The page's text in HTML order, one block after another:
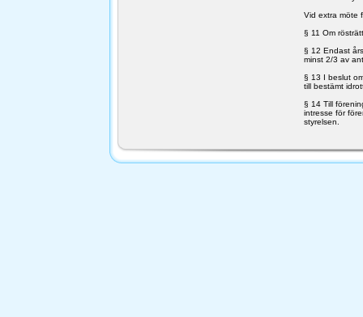
Vid extra möte
§ 11 Om
§ 12 Endast
minst 2/3 av
§ 13 I beslut
till bestämt
§ 14 Till
intresse för
styrelsen.